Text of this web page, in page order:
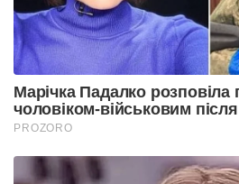
Марічка Падалко розповіла
чоловіком-військовим
PROZORO